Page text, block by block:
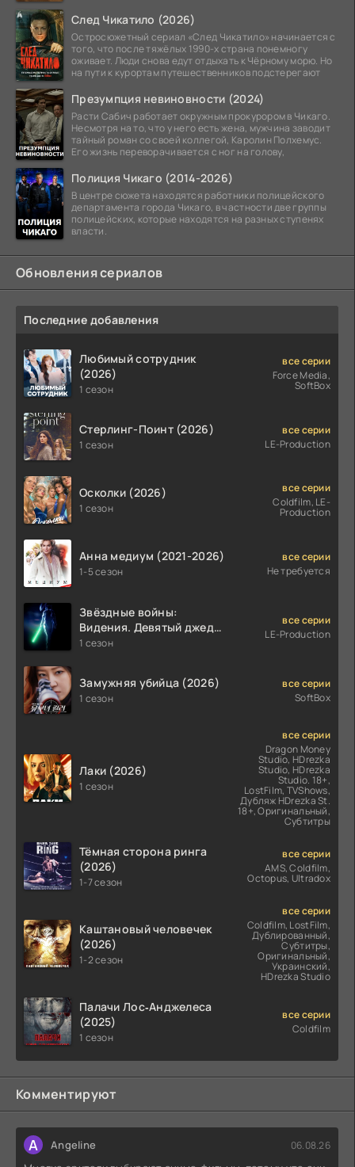
След Чикатило (2026)
Остросюжетный сериал «След Чикатило» начинается с
того, что после тяжёлых 1990-х страна понемногу
оживает. Люди снова едут отдыхать к Чёрному морю. Но
на пути к курортам путешественников подстерегают
Презумпция невиновности (2024)
Расти Сабич работает окружным прокурором в Чикаго.
Несмотря на то, что у него есть жена, мужчина заводит
тайный роман со своей коллегой, Каролин Полхемус.
Его жизнь переворачивается с ног на голову,
Полиция Чикаго (2014-2026)
В центре сюжета находятся работники полицейского
департамента города Чикаго, в частности две группы
полицейских, которые находятся на разных ступенях
власти.
Обновления сериалов
Последние добавления
Любимый сотрудник
(2026)
1 сезон
все серии
Force Media,
SoftBox
Стерлинг-Поинт (2026)
1 сезон
все серии
LE-Production
Осколки (2026)
1 сезон
все серии
Coldfilm, LE-
Production
Анна медиум (2021-2026)
1-5 сезон
все серии
Не требуется
Звёздные войны:
Видения. Девятый джедай
(2026)
1 сезон
все серии
LE-Production
Замужняя убийца (2026)
1 сезон
все серии
SoftBox
Лаки (2026)
1 сезон
все серии
Dragon Money
Studio, HDrezka
Studio, HDrezka
Studio. 18+,
LostFilm, TVShows,
Дубляж HDrezka St.
18+, Оригинальный,
Субтитры
Тёмная сторона ринга
(2026)
1-7 сезон
все серии
AMS, Coldfilm,
Octopus, Ultradox
Каштановый человечек
(2026)
1-2 сезон
все серии
Coldfilm, LostFilm,
Дублированный,
Субтитры,
Оригинальный,
Украинский,
HDrezka Studio
Палачи Лос‑Анджелеса
(2025)
1 сезон
все серии
Coldfilm
Комментируют
A Angeline 06.08.26